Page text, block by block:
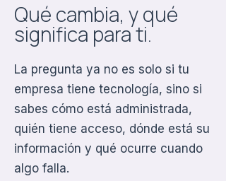
Qué cambia, y qué
significa para ti.
La pregunta ya no es solo si tu
empresa tiene tecnología, sino si
sabes cómo está administrada,
quién tiene acceso, dónde está su
información y qué ocurre cuando
algo falla.